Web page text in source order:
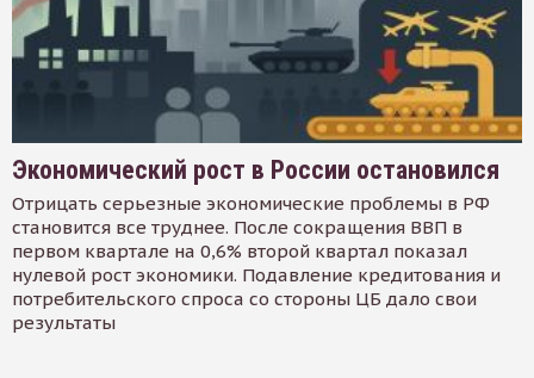
Экономический рост в России остановился
Отрицать серьезные экономические проблемы в РФ
становится все труднее. После сокращения ВВП в
первом квартале на 0,6% второй квартал показал
нулевой рост экономики. Подавление кредитования и
потребительского спроса со стороны ЦБ дало свои
результаты